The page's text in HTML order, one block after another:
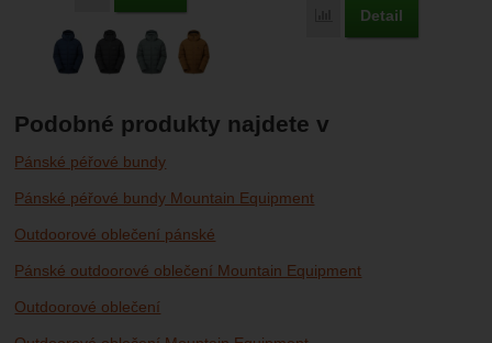
Porovnat
Detail
Podobné produkty najdete v
Pánské péřové bundy
Pánské péřové bundy Mountain Equipment
Outdoorové oblečení pánské
Pánské outdoorové oblečení Mountain Equipment
Outdoorové oblečení